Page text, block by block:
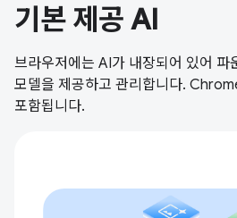
기본 제공 AI
브라우저에는 AI가 내장되어 있어 파
모델을 제공하고 관리합니다.
포함됩니다.